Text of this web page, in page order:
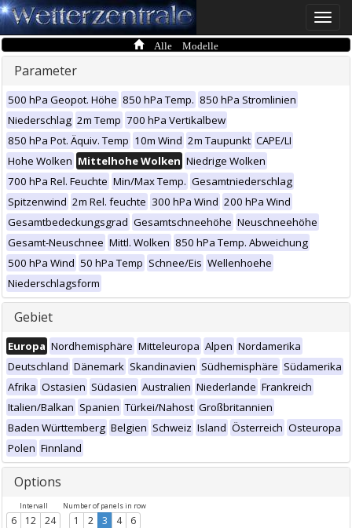
Toggle
Alle Modelle
Parameter
500 hPa Geopot. Höhe 850 hPa Temp. 850 hPa Stromlinien
Niederschlag 2m Temp 700 hPa Vertikalbew
850 hPa Pot. Äquiv. Temp 10m Wind 2m Taupunkt CAPE/LI
Hohe Wolken Mittelhohe Wolken Niedrige Wolken
700 hPa Rel. Feuchte Min/Max Temp. Gesamtniederschlag
Spitzenwind 2m Rel. feuchte 300 hPa Wind 200 hPa Wind
Gesamtbedeckungsgrad Gesamtschneehöhe Neuschneehöhe
Gesamt-Neuschnee Mittl. Wolken 850 hPa Temp. Abweichung
500 hPa Wind 50 hPa Temp Schnee/Eis Wellenhoehe
Niederschlagsform
Gebiet
Europa Nordhemisphäre Mitteleuropa Alpen Nordamerika
Deutschland Dänemark Skandinavien Südhemisphäre Südamerika
Afrika Ostasien Südasien Australien Niederlande Frankreich
Italien/Balkan Spanien Türkei/Nahost Großbritannien
Baden Württemberg Belgien Schweiz Island Österreich Osteuropa
Polen Finnland
Options
Intervall
6 12 24
Number of panels in row
1 2 3 4 6